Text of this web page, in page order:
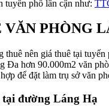
tuyến phố lân cận như:
PHÒNG
thuê nên giá thuê tại
hơn 90.000m2 văn
để đặt làm trụ sở văn
tại đường Láng Hạ